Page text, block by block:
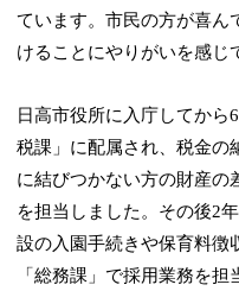
ています。市民の方が喜ん
けることにやりがいを感じ
日高市役所に入庁してから
税課」に配属され、税金の
に結びつかない方の財産の
を担当しました。その後2
設の入園手続きや保育料徴
「総務課」で採用業務を担